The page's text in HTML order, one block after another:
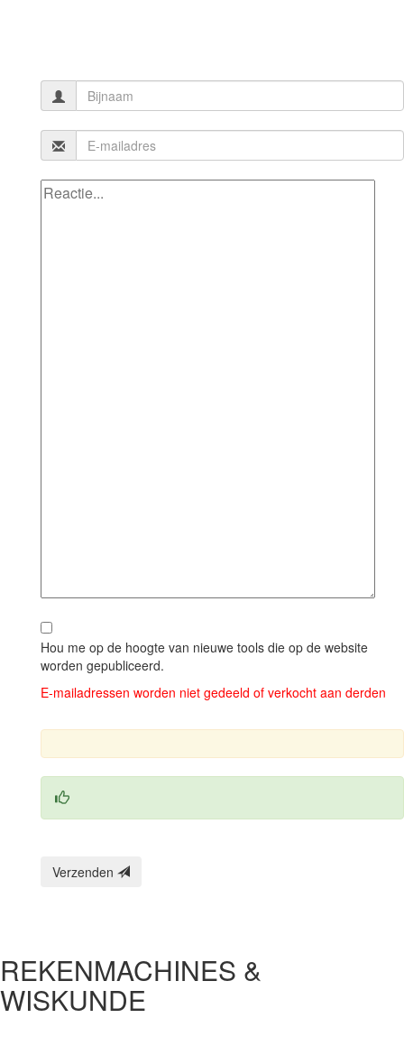
Hou me op de hoogte van nieuwe tools die op de website
worden gepubliceerd.
E‑mailadressen worden niet gedeeld of verkocht aan derden
Verzenden
REKENMACHINES &
WISKUNDE